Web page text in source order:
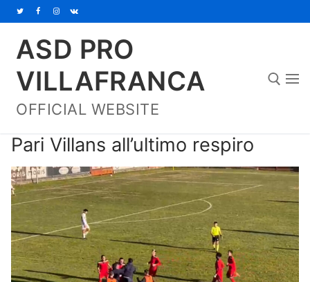
al
contenuto
ASD PRO
VILLAFRANCA
OFFICIAL WEBSITE
Pari Villans all’ultimo respiro